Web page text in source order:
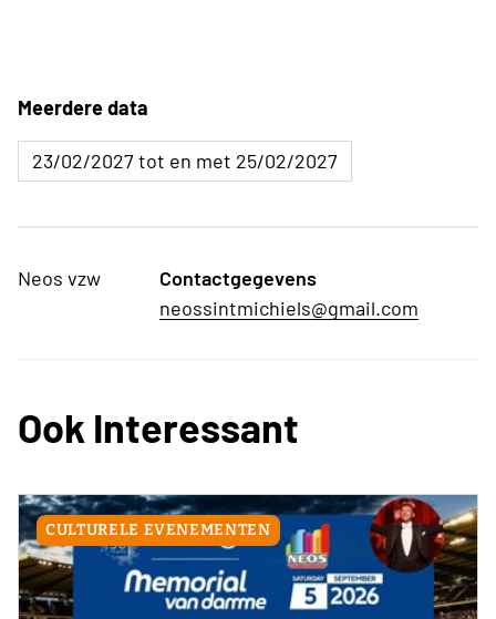
Meerdere data
23/02/2027 tot en met 25/02/2027
Neos vzw
Contactgegevens
neossintmichiels@gmail.com
Ook Interessant
CULTURELE EVENEMENTEN